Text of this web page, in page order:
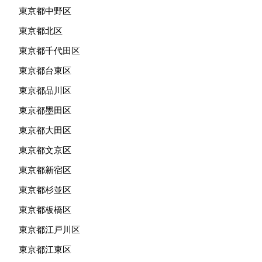
東京都中野区
東京都北区
東京都千代田区
東京都台東区
東京都品川区
東京都墨田区
東京都大田区
東京都文京区
東京都新宿区
東京都杉並区
東京都板橋区
東京都江戸川区
東京都江東区